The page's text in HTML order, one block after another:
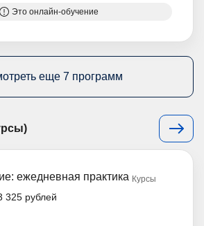
Это онлайн-обучение
еще 7 программ
ежедневная практика Курсы
325 рублей